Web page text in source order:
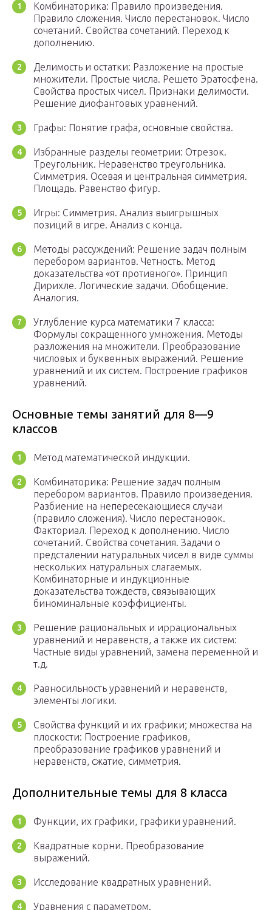
Комбинаторика: Правило произведения.
Правило сложения. Число перестановок. Число
сочетаний. Свойства сочетаний. Переход к
дополнению.
Делимость и остатки: Разложение на простые
множители. Простые числа. Решето Эратосфена.
Свойства простых чисел. Признаки делимости.
Решение диофантовых уравнений.
Графы: Понятие графа, основные свойства.
Избранные разделы геометрии: Отрезок.
Треугольник. Неравенство треугольника.
Симметрия. Осевая и центральная симметрия.
Площадь. Равенство фигур.
Игры: Симметрия. Анализ выигрышных
позиций в игре. Анализ с конца.
Методы рассуждений: Решение задач полным
перебором вариантов. Четность. Метод
доказательства «от противного». Принцип
Дирихле. Логические задачи. Обобщение.
Аналогия.
Углубление курса математики 7 класса:
Формулы сокращенного умножения. Методы
разложения на множители. Преобразование
числовых и буквенных выражений. Решение
уравнений и их систем. Построение графиков
уравнений.
Основные темы занятий для 8—9
классов
Метод математической индукции.
Комбинаторика: Решение задач полным
перебором вариантов. Правило произведения.
Разбиение на непересекающиеся случаи
(правило сложения). Число перестановок.
Факториал. Переход к дополнению. Число
сочетаний. Свойства сочетания. Задачи о
предсталении натуральных чисел в виде суммы
нескольких натуральных слагаемых.
Комбинаторные и индукционные
доказательства тождеств, связывающих
биноминальные коэффициенты.
Решение рациональных и иррациональных
уравнений и неравенств, а также их систем:
Частные виды уравнений, замена переменной и
т.д.
Равносильность уравнений и неравенств,
элементы логики.
Свойства функций и их графики; множества на
плоскости: Построение графиков,
преобразование графиков уравнений и
неравенств, сжатие, симметрия.
Дополнительные темы для 8 класса
Функции, их графики, графики уравнений.
Квадратные корни. Преобразование
выражений.
Исследование квадратных уравнений.
Уравнения с параметром.